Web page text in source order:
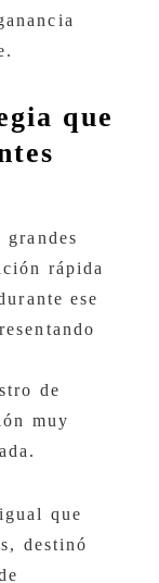
que
rápida
ese
de
muy
que
destinó